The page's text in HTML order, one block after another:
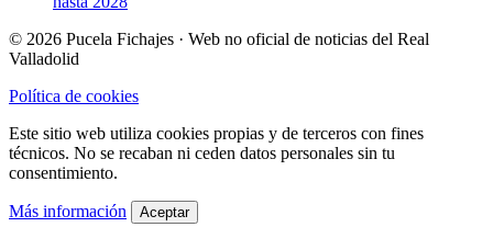
© 2026 Pucela Fichajes · Web no oficial de noticias del Real
Valladolid
Política de cookies
Este sitio web utiliza cookies propias y de terceros con fines
técnicos. No se recaban ni ceden datos personales sin tu
consentimiento.
Más información Aceptar